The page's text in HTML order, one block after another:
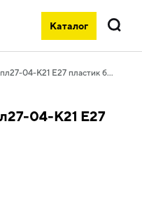
Каталог
Поиск
Патрон потолочный Ппл27-04-К21 Е27 пластик белый IEK
04-К21 Е27